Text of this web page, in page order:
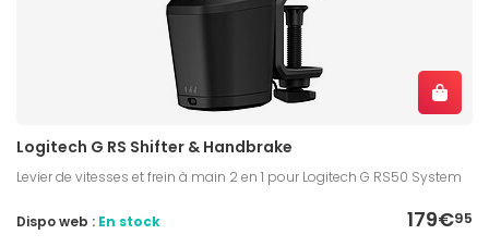
Logitech G RS Shifter & Handbrake
Levier de vitesses et frein à main 2 en 1 pour Logitech G RS50 System
179€95
Dispo web : En stock